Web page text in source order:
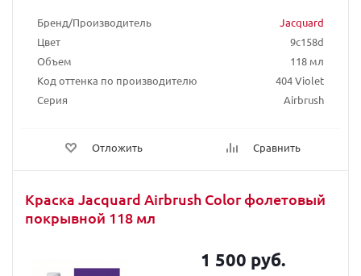
Бренд/Производитель
Jacquard
Цвет
9c158d
Объем
118 мл
Код оттенка по производителю
404 Violet
Серия
Airbrush
Отложить Сравнить
Краска Jacquard Airbrush Color фолетовый
покрывной 118 мл
1 500 руб.